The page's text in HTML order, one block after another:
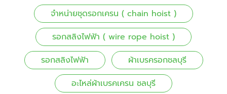
จำหน่ายชุดรอกเครน ( chain hoist )
รอกสลิงไฟฟ้า ( wire rope hoist )
รอกสลิงไฟฟ้า
ผ้าเบรครอกชลบุรี
อะไหล่ผ้าเบรคเครน ชลบุรี